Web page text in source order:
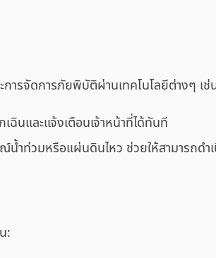
รจัดการภัยพิบัติผ่านเทคโนโลยีต่างๆ เช่
นและแจ้งเตือนเจ้าหน้าที่ได้ทันที
ำท่วมหรือแผ่นดินไหว ช่วยให้สามารถดำ
: